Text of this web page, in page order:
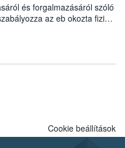
és forgalmazásáról szóló
az eb okozta fizikai
felmerülő
eb tartását és annak
jártas szakértőt.
Cookie beállítások